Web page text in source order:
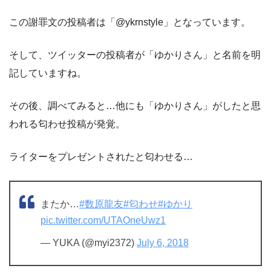
この謝罪文の投稿者は「@ykrnstyle」となっています。
そして、ツイッターの投稿者が「ゆかりさん」と名前を明
記していますね。
その後、調べてみると…他にも「ゆかりさん」がしたと思
われる匂わせ投稿が発覚。
ライターをプレゼントされたと匂わせる…
またか…#数原龍友#匂わせ#ゆかり
pic.twitter.com/UTAOneUwz1
— YUKA (@myi2372) July 6, 2018